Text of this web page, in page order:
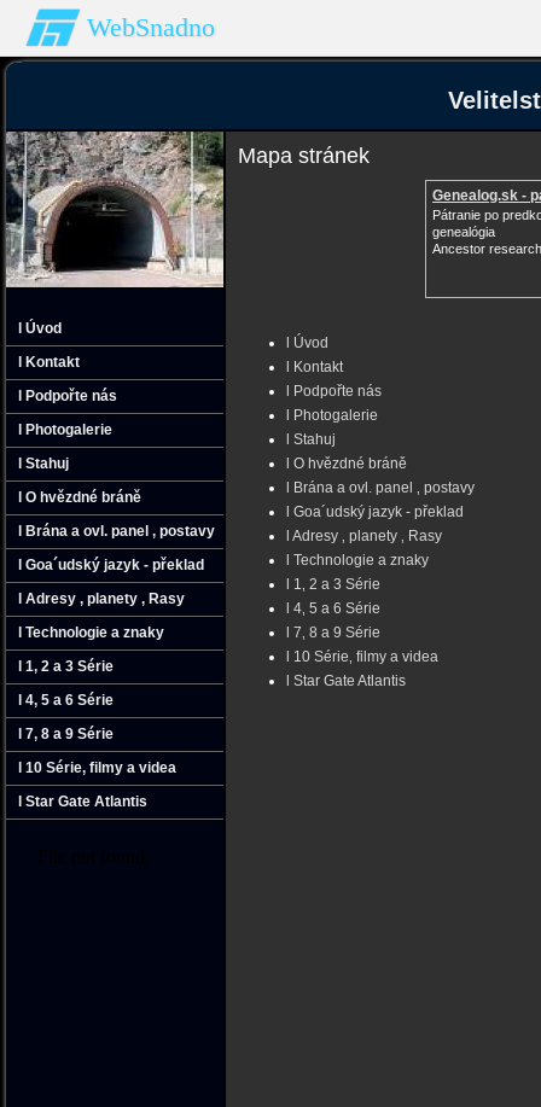
WebSnadno
l Úvod
l Kontakt
l Podpořte nás
l Photogalerie
l Stahuj
l O hvězdné bráně
l Brána a ovl. panel ‚ postavy
l Goa´udský jazyk - překlad
l Adresy ‚ planety ‚ Rasy
l Technologie a znaky
l 1‚ 2 a 3 Série
l 4‚ 5 a 6 Série
l 7‚ 8 a 9 Série
l 10 Série‚ filmy a videa
l Star Gate Atlantis
Mapa stránek
Genealog.sk -
Pátranie po
genealógia
Ancestor
l Úvod
l Kontakt
l Podpořte nás
l Photogalerie
l Stahuj
l O hvězdné bráně
l Brána a ovl. panel ‚ postavy
l Goa´udský jazyk - překlad
l Adresy ‚ planety ‚ Rasy
l Technologie a znaky
l 1‚ 2 a 3 Série
l 4‚ 5 a 6 Série
l 7‚ 8 a 9 Série
l 10 Série‚ filmy a videa
l Star Gate Atlantis